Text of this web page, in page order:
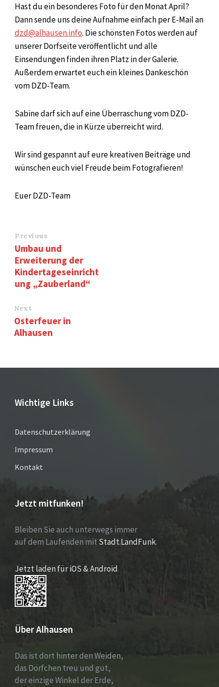
Hast du ein besonderes Foto für den Monat April?
Dann sende uns deine Aufnahme einfach per E-Mail an
dzd@alhausen.info. Die schönsten Fotos werden auf
unserer Dorfseite veröffentlicht und alle
Einsendungen finden ihren Platz in der Galerie.
Außerdem erwartet euch ein kleines Dankeschön
vom DZD-Team.
Sabine darf sich auf eine Überraschung vom DZD-
Team freuen, die in Kürze überreicht wird.
Wir sind gespannt auf eure kreativen Beiträge und
wünschen euch viel Freude beim Fotografieren!
Euer DZD-Team
Previous
Umbau und
Erweiterung der
Kindertageseinricht
ung „Zauberland“
Next
Osterfeuer in
Alhausen
Wichtige Links
Datenschutzerklärung
Impressum
Kontakt
Jetzt mitfunken!
Bleiben Sie auch unterwegs immer
auf dem Laufenden mit Stadt.LandFunk.
Jetzt laden für iOS & Android
Über Alhausen
Das ist dort hinter den Weiden,
das Dörfchen treu und gut,
der einzige Winkel der Erde,